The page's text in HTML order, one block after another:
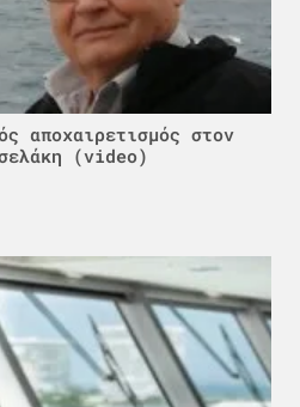
αποχαιρετισμός στον
(video)